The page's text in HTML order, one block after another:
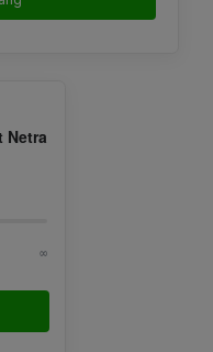
Netra
∞